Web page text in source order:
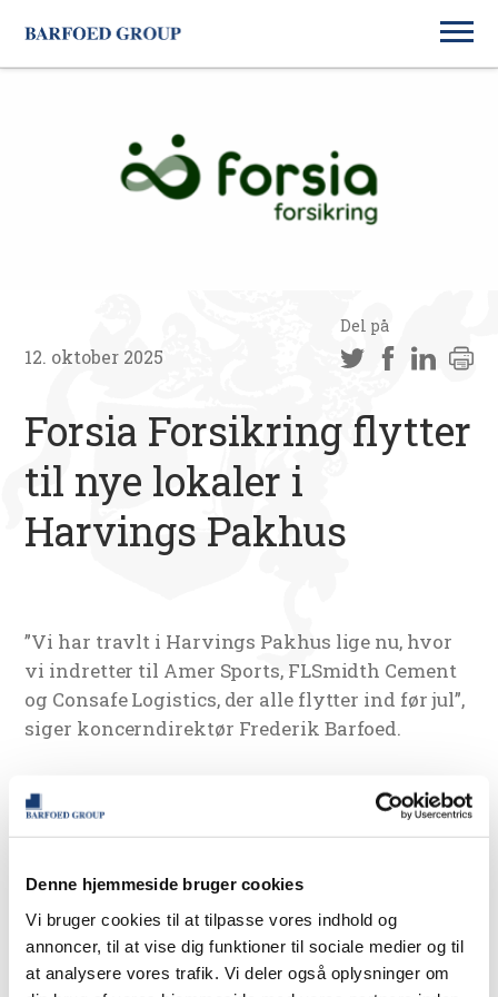
Denne hjemmeside bruger cookies
Vi bruger cookies til at tilpasse vores indhold og
annoncer, til at vise dig funktioner til sociale medier og til
at analysere vores trafik. Vi deler også oplysninger om
12. oktober 2025
Del på
Forsia Forsikring flytter
til nye lokaler i
Harvings Pakhus
”Vi har travlt i Harvings Pakhus lige nu, hvor
vi indretter til Amer Sports, FLSmidth Cement
og Consafe Logistics, der alle flytter ind før jul”,
siger koncerndirektør Frederik Barfoed.
Frederik Barfoed tilføjer: ”Og derefter glæder
det os meget, at vi kan indrette til Forsia
Det er Forsia Forsikrings afdeling i København,
som får nye lokaler i Harvings Pakhus, og du
kan læse meget mere om Forsia Forsikring her: